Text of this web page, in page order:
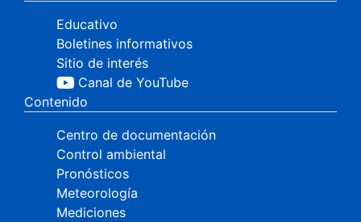
Educativo
Boletines informativos
Sitio de interés
Canal de YouTube
Contenido
Centro de documentación
Control ambiental
Pronósticos
Meteorología
Mediciones